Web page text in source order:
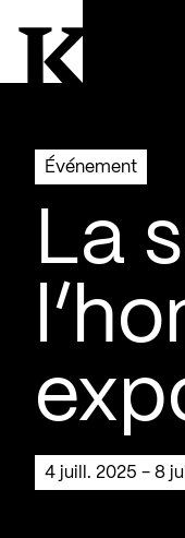
Événement
La
4 juill. 2025 - 8